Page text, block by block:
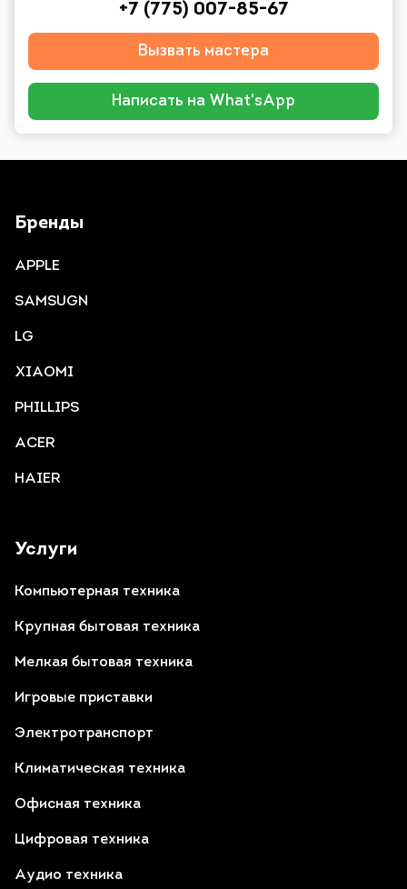
+7 (775) 007-85-67
Вызвать мастера
Написать на What'sApp
Услуги
Компьютерная техника
Крупная бытовая техника
Мелкая бытовая техника
Игровые приставки
Электротранспорт
Климатическая техника
Офисная техника
Цифровая техника
Аудио техника
Бренды
APPLE
SAMSUGN
LG
XIAOMI
PHILLIPS
ACER
HAIER